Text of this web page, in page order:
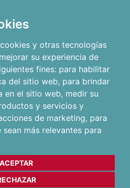
y otras tecnologías
su experiencia de
fines: para habilitar
del sitio web, para brindar
en el sitio web, medir su
y servicios y
de marketing, para
más relevantes para
ACEPTAR